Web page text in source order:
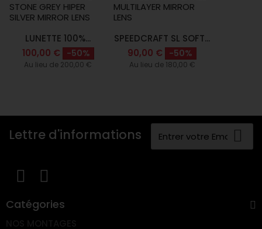
LUNETTE 100%...
100,00 €
-50%
Au lieu de 200,00 €
SPEEDCRAFT SL SOFT...
90,00 €
-50%
Au lieu de 180,00 €
Lettre d'informations
Catégories